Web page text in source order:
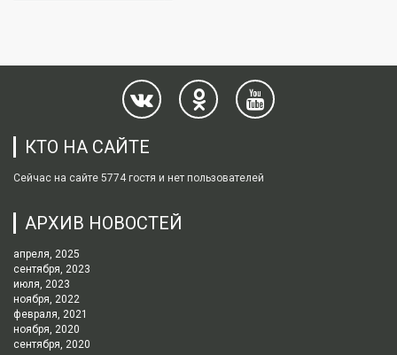
КТО НА САЙТЕ
Сейчас на сайте 5774 гостя и нет пользователей
АРХИВ НОВОСТЕЙ
апреля, 2025
сентября, 2023
июля, 2023
ноября, 2022
февраля, 2021
ноября, 2020
сентября, 2020